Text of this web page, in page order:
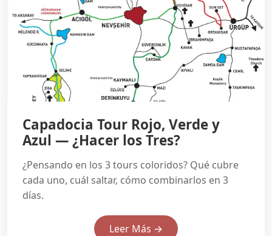
Capadocia Tour Rojo, Verde y
Azul — ¿Hacer los Tres?
¿Pensando en los 3 tours coloridos? Qué cubre
cada uno, cuál saltar, cómo combinarlos en 3
días.
Leer Más →